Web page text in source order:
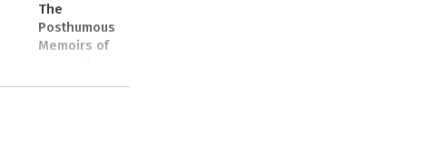
The
Posthumous
Memoirs of
Bras Cubas